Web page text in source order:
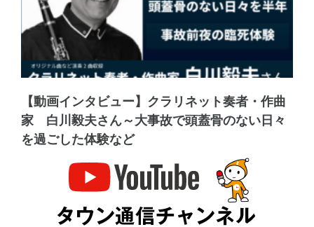
【動画インタビュー】クラリネット奏者・作曲
家 白川毅夫さん～大事故で頭蓋骨のない日々
を過ごした体験など